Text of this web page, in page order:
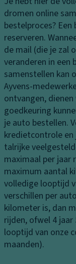
o
pl
a
m
p
e
n
K
o
pl
a
m
p
b
e
di
e
ni
n
g
c
h
o
e
n
k
a
st
je
G
e
k
o
el
d
e
b
er
gi
n
ie
c
o
n
tr
ol
e
T
ra
n
s
m
is
si
e
S
t
a
bi
lit
dromen online
bestelproces? Een
reserveren.
de mail (die je zal
veranderen in een
samenstellen kan
Ayvens-
ontvangen,
goedkeuring
je auto bestellen.
kredietcontrole en
talrijke
maximaal per jaar
maximum aantal
volledige looptijd
verschillen per
kilometer is, dan
rijden, ofwel 4
looptijd van onze
maanden).